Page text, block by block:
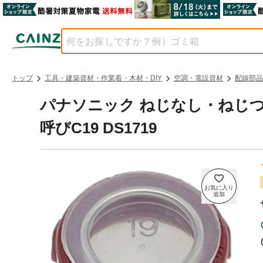
トップ 工具・建築資材・作業着・木材・DIY 空調・電設資材 配線部品
パナソニック ねじなし・ねじ
呼びC19 DS1719